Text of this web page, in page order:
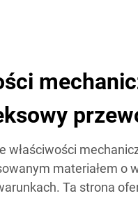
właściwości
materiałem o
Ta strona